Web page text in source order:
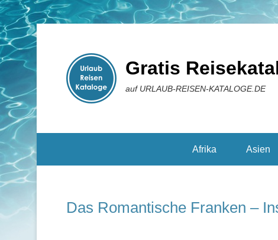
Gratis
auf URLAUB-REISEN-KATALOGE.DE
Afrika Asien
Das Romantische Franken –